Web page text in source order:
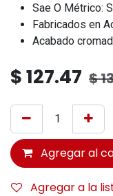
Sae O Métrico:
Fabricados en
Acabado
$127.47 $
Agregar al
Agregar a la